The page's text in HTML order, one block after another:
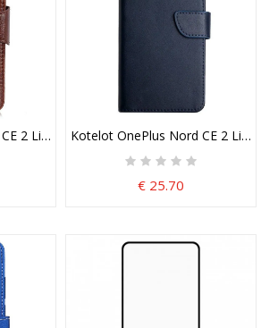
2 Lite 5G Nappan Haljattu Nahka
Kotelot OnePlus Nord CE 2 Lite
€ 25.70